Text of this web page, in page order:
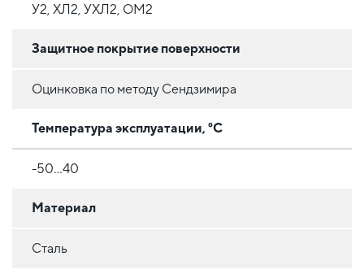
У2, ХЛ2, УХЛ2, ОМ2
Защитное покрытие поверхности
Оцинковка по методу Сендзимира
Температура эксплуатации, °C
-50...40
Материал
Сталь